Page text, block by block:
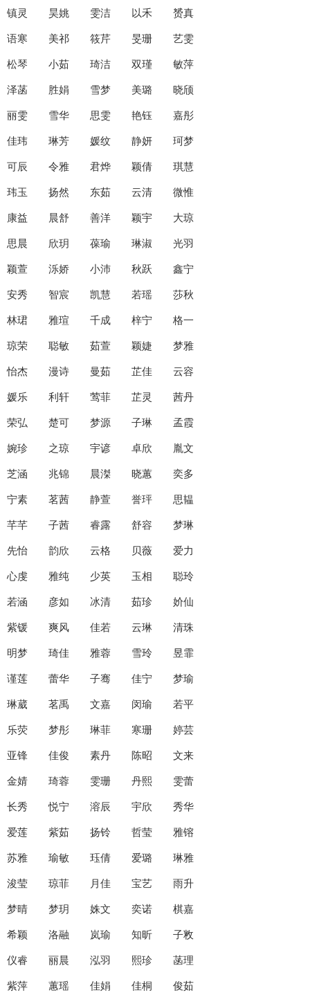
镇灵 昊姚 雯洁 以禾 赟真
语寒 美祁 筱芹 旻珊 艺雯
松琴 小茹 琦洁 双瑾 敏萍
泽菡 胜娟 雪梦 美璐 晓颀
丽雯 雪华 思雯 艳钰 嘉彤
佳玮 琳芳 媛纹 静妍 珂梦
可辰 令雅 君烨 颖倩 琪慧
玮玉 扬然 东茹 云清 微惟
康益 晨舒 善洋 颖宇 大琼
思晨 欣玥 葆瑜 琳淑 光羽
颖萱 泺娇 小沛 秋跃 鑫宁
安秀 智宸 凯慧 若瑶 莎秋
林珺 雅瑄 千成 梓宁 格一
琼荣 聪敏 茹萱 颖婕 梦雅
怡杰 漫诗 曼茹 芷佳 云容
媛乐 利轩 莺菲 芷灵 茜丹
荣弘 楚可 梦源 子琳 孟霞
婉珍 之琼 宇谚 卓欣 胤文
芝涵 兆锦 晨滐 晓蕙 奕多
宁素 茗茜 静萱 誉玶 思韫
芊芊 子茜 睿露 舒容 梦琳
先怡 韵欣 云格 贝薇 爱力
心虔 雅纯 少英 玉相 聪玲
若涵 彦如 冰清 茹珍 妎仙
紫锾 爽风 佳若 云琳 清珠
明梦 琦佳 雅蓉 雪玲 昱霏
谨莲 蕾华 子骞 佳宁 梦瑜
琳葳 茗禹 文嘉 闵瑜 若平
乐荧 梦彤 琳菲 寒珊 婷芸
亚锋 佳俊 素丹 陈昭 文来
金婧 琦蓉 雯珊 丹熙 雯蕾
长秀 悦宁 溶辰 宇欣 秀华
爱莲 紫茹 扬铃 哲莹 雅镕
苏雅 瑜敏 珏倩 爱璐 琳雅
浚莹 琼菲 月佳 宝艺 雨升
梦晴 梦玥 姝文 奕诺 棋嘉
希颖 洛融 岚瑜 知昕 子敉
仪睿 丽晨 泓羽 熙珍 菡理
紫萍 蕙瑶 佳娟 佳桐 俊茹